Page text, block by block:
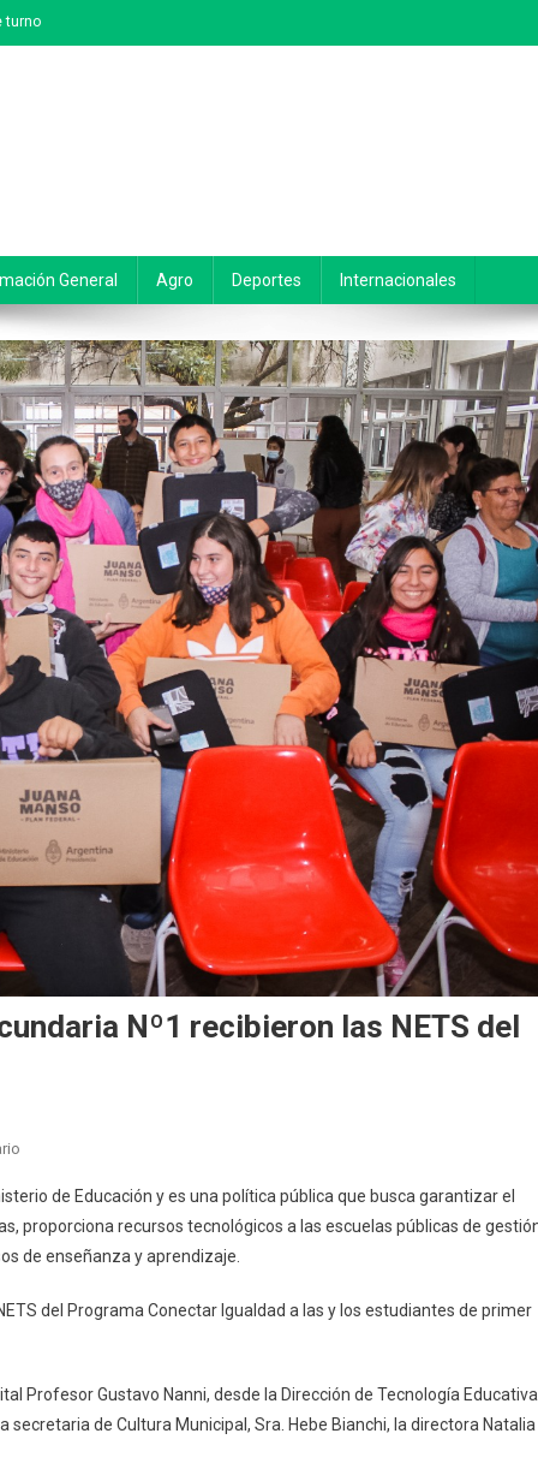
turno
General Agro Deportes Internacionales
Nº1 recibieron las NETS del
Estudiantes
De
La
Nº1
NETS
Del
de Educación y es una política pública que busca garantizar el
proporciona recursos tecnológicos a las escuelas públicas de
de enseñanza y aprendizaje.
del Programa Conectar Igualdad a las y los estudiantes de primer
Profesor Gustavo Nanni, desde la Dirección de Tecnología Educativa
secretaria de Cultura Municipal, Sra. Hebe Bianchi, la directora Natalia